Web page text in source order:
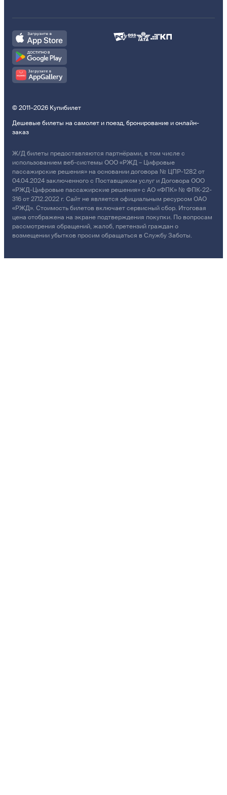
© 2011–2026 Купибилет
Дешевые билеты на самолет и поезд, бронирование и онлайн-
заказ
Ж/Д билеты предоставляются партнёрами, в том числе с
использованием веб-системы ООО «РЖД – Цифровые
пассажирские решения» на основании договора № ЦПР-1282 от
04.04.2024 заключенного с Поставщиком услуг и Договора ООО
«РЖД-Цифровые пассажирские решения» с АО «ФПК» № ФПК-22-
316 от 27.12.2022 г. Сайт не является официальным ресурсом ОАО
«РЖД». Стоимость билетов включает сервисный сбор. Итоговая
цена отображена на экране подтверждения покупки. По вопросам
рассмотрения обращений, жалоб, претензий граждан о
возмещении убытков просим обращаться в Службу Заботы.